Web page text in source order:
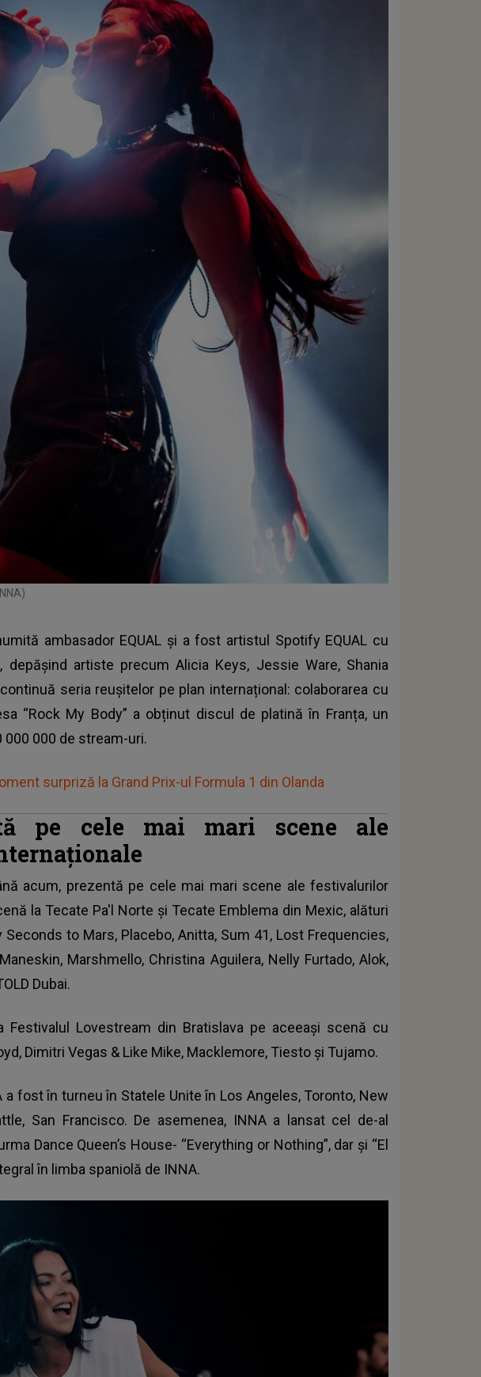
ambasador EQUAL și a fost artistul Spotify EQUAL cu
artiste precum Alicia Keys, Jessie Ware, Shania
seria reuşitelor pe plan internațional: colaborarea cu
“Rock My Body” a obținut discul de platină în Franța, un
000 de stream-uri.
surpriză la Grand Prix-ul Formula 1 din Olanda
pe cele mai mari scene ale
acum, prezentă pe cele mai mari scene ale festivalurilor
la Tecate Pa'l Norte și Tecate Emblema din Mexic, alături
Seconds to Mars, Placebo, Anitta, Sum 41, Lost Frequencies,
Marshmello, Christina Aguilera, Nelly Furtado, Alok,
Dubai.
Festivalul Lovestream din Bratislava pe aceeași scenă cu
Dimitri Vegas & Like Mike, Macklemore, Tiesto și Tujamo.
a fost în turneu în Statele Unite în Los Angeles, Toronto, New
San Francisco. De asemenea, INNA a lansat cel de-al
Dance Queen’s House- “Everything or Nothing”, dar şi “El
în limba spaniolă de INNA.